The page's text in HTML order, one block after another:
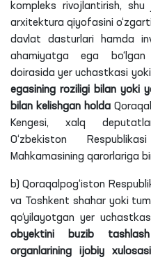
kompleks rivojlantirish, shu
arxitektura qiyofasini
davlat dasturlari hamda
ahamiyatga ega
doirasida yer uchastkasi yoki
egasining roziligi bilan yoki
bilan kelishgan holda
Kengesi, xalq
O‘zbekiston
Mahkamasining qarorlariga
b) Qoraqalpog‘iston
va Toshkent shahar yoki
qo‘yilayotgan yer
obyektini buzib
organlarining ijobiy xulosasi